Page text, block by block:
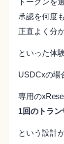
承認を何度
正直よく分
といった体
USDCxの場
専用の
1回のトラ
という設計